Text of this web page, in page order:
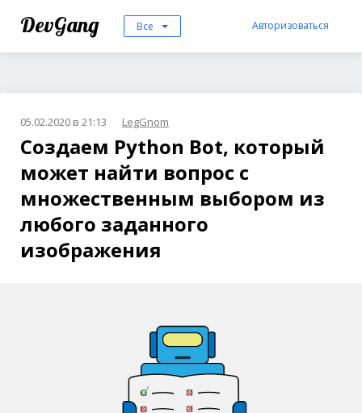
DevGang Все Авторизоваться
05.02.2020 в 21:13 LegGnom
Создаем Python Bot, который
может найти вопрос с
множественным выбором из
любого заданного
изображения